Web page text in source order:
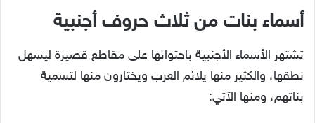
أسماء بنات من ثلاث حروف أجنبية
تشتهر الأسماء الأجنبية باحتوائها على مقاطع قصيرة ليسهل
نطقها، والكثير منها يلائم العرب ويختارون منها لتسمية
بناتهم، ومنها الآتي: